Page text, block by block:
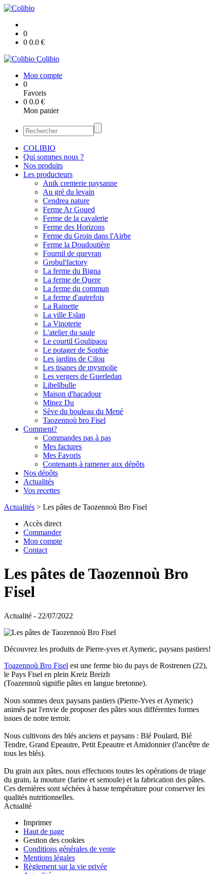
0
0 0.0 €
Colibio
Mon compte
0
Favoris
0 0.0 €
Mon panier
COLIBIO
Qui sommes nous ?
Nos produits
Les producteurs
Anik cremerie paysanne
Au gré du levain
Cendrea nature
Ferme Ar Goued
Ferme de la cavalerie
Ferme des Horizons
Ferme du Groin dans l'Airbe
Ferme la Doudoutière
Fournil de quevran
Grobul'factory
La ferme du Bigna
La ferme de Quere
La ferme du commun
La ferme d'autrefois
La Rainette
La ville Eslan
La Vinoterie
L'atelier du saule
Le courtil Goulipaou
Le potager de Sophie
Les jardins de Cilou
Les tisanes de mysmolie
Les vergers de Guerledan
Libellbulle
Maison d'hacadour
Minez Du
Sève du bouleau du Mené
Taozennoù bro Fisel
Comment?
Commandes pas à pas
Mes factures
Mes Favoris
Contenants à ramener aux dépôts
Nos dépôts
Actualités
Vos recettes
Actualités > Les pâtes de Taozennoù Bro Fisel
Accès direct
Commander
Mon compte
Contact
Les pâtes de Taozennoù Bro
Fisel
Actualité - 22/07/2022
Découvrez les produits de Pierre-yves et Aymeric, paysans pastiers!
Toazennoù Bro Fisel est une ferme bio du pays de Rostrenen (22),
le Pays Fisel en plein Kreiz Breizh
(Toazennoù signifie pâtes en langue bretonne).
Nous sommes deux paysans pastiers (Pierre-Yves et Aymeric)
animés par l'envie de proposer des pâtes sous différentes formes
issues de notre terroir.
Nous cultivons des blés anciens et paysans : Blé Poulard, Blé
Tendre, Grand Epeautre, Petit Epeautre et Amidonnier (l'ancêtre de
tous les blés).
Du grain aux pâtes, nous effectuons toutes les opérations de triage
du grain, la mouture (farine et semoule) et la fabrication des pâtes.
Ces dernières sont séchées à basse température pour conserver les
qualités nutritionnelles.
Actualité
Imprimer
Haut de page
Gestion des cookies
Conditions générales de vente
Mentions légales
Règlement sur la vie privée